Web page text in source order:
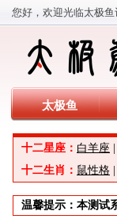
您好，欢迎光临太极鱼
太极鱼
十二星座： 白羊座
十二生肖： 鼠性格
温馨提示：本测试